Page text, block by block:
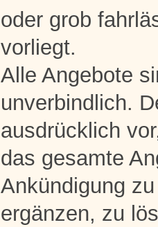
oder grob
vorliegt.
Alle Angebote
unverbindlich.
ausdrücklich
das gesamte
Ankündigung
ergänzen, zu